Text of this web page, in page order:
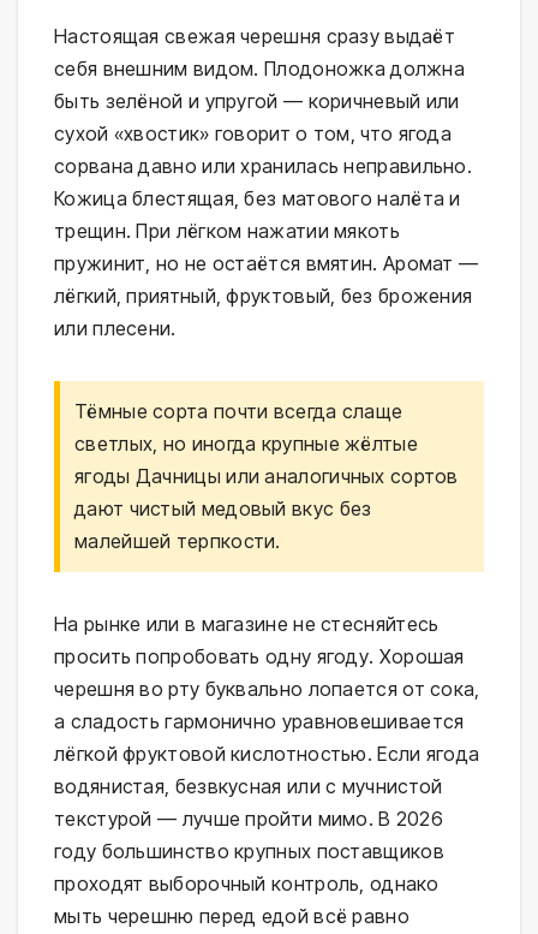
Настоящая свежая черешня сразу выдаёт
себя внешним видом. Плодоножка должна
быть зелёной и упругой — коричневый или
сухой «хвостик» говорит о том, что ягода
сорвана давно или хранилась неправильно.
Кожица блестящая, без матового налёта и
трещин. При лёгком нажатии мякоть
пружинит, но не остаётся вмятин. Аромат —
лёгкий, приятный, фруктовый, без брожения
или плесени.
Тёмные сорта почти всегда слаще
светлых, но иногда крупные жёлтые
ягоды Дачницы или аналогичных сортов
дают чистый медовый вкус без
малейшей терпкости.
На рынке или в магазине не стесняйтесь
просить попробовать одну ягоду. Хорошая
черешня во рту буквально лопается от сока,
а сладость гармонично уравновешивается
лёгкой фруктовой кислотностью. Если ягода
водянистая, безвкусная или с мучнистой
текстурой — лучше пройти мимо. В 2026
году большинство крупных поставщиков
проходят выборочный контроль, однако
мыть черешню перед едой всё равно